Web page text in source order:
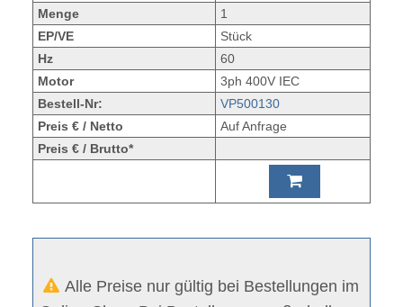
Menge
1
EP/VE
Stück
Hz
60
Motor
3ph 400V IEC
Bestell-Nr:
VP500130
Preis € / Netto
Auf Anfrage
Preis € / Brutto*
Alle Preise nur gültig bei Bestellungen im